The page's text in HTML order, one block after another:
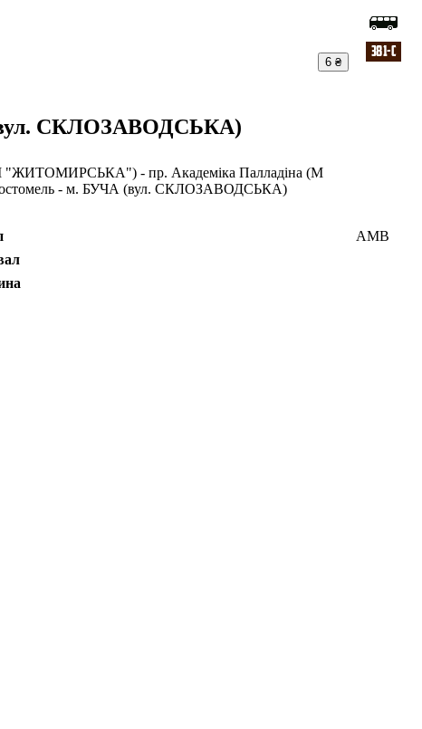
6 ₴
СКЛОЗАВОДСЬКА)
- пр. Академіка Палладіна (М
- м. БУЧА (вул. СКЛОЗАВОДСЬКА)
АМВ